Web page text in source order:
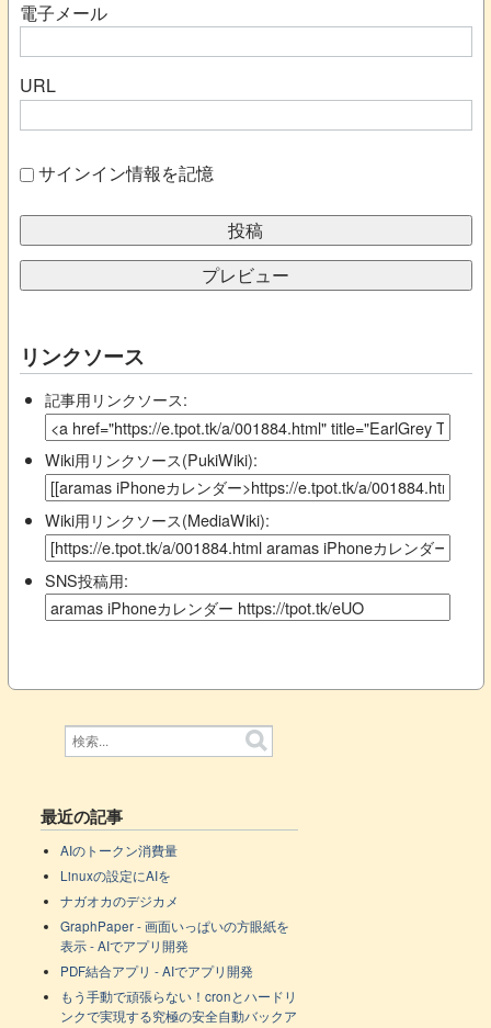
電子メール
URL
サインイン情報を記憶
リンクソース
記事用リンクソース:
Wiki用リンクソース(PukiWiki):
Wiki用リンクソース(MediaWiki):
SNS投稿用:
最近の記事
AIのトークン消費量
Linuxの設定にAIを
ナガオカのデジカメ
GraphPaper - 画面いっぱいの方眼紙を
表示 - AIでアプリ開発
PDF結合アプリ - AIでアプリ開発
もう手動で頑張らない！cronとハードリ
ンクで実現する究極の安全自動バックア